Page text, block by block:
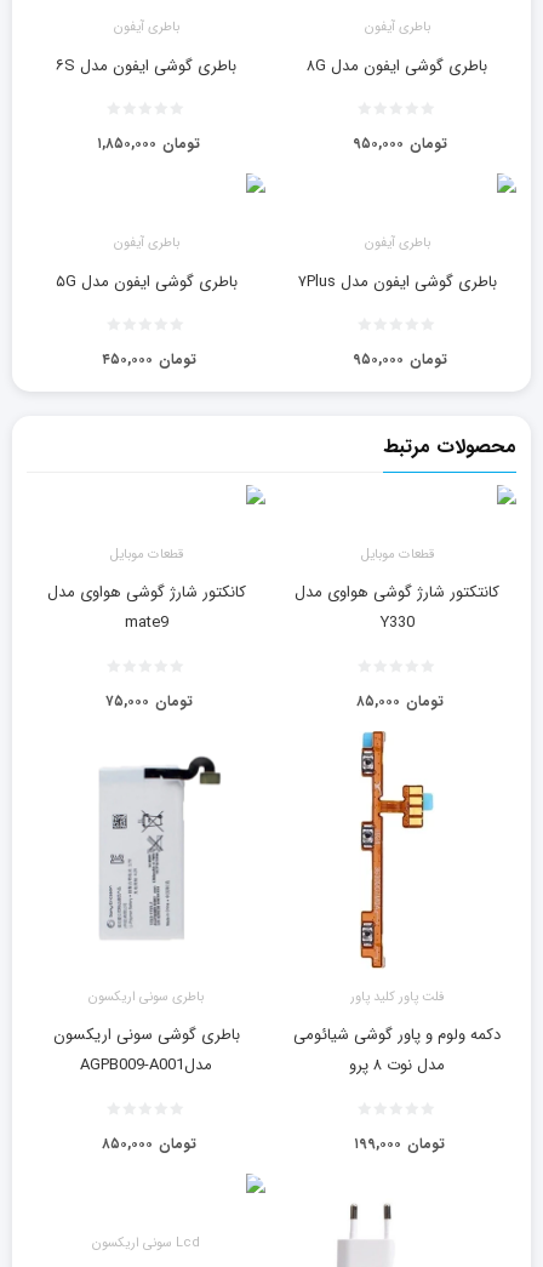
باطری آیفون
باطری گوشی ایفون مدل ۸G
۹۵۰,۰۰۰ تومان
باطری آیفون
باطری گوشی ایفون مدل ۶S
۱,۸۵۰,۰۰۰ تومان
باطری آیفون
باطری گوشی ایفون مدل ۷Plus
۹۵۰,۰۰۰ تومان
باطری آیفون
باطری گوشی ایفون مدل ۵G
۴۵۰,۰۰۰ تومان
محصولات مرتبط
قطعات موبایل
کانتکتور شارژ گوشی هواوی مدل
Y330
۸۵,۰۰۰ تومان
قطعات موبایل
کانکتور شارژ گوشی هواوی مدل
mate9
۷۵,۰۰۰ تومان
فلت پاور کلید پاور
دکمه ولوم و پاور گوشی شیائومی
مدل نوت ۸ پرو
۱۹۹,۰۰۰ تومان
باطری سونی اریکسون
باطری گوشی سونی اریکسون
مدلAGPB009-A001
۸۵۰,۰۰۰ تومان
Lcd سونی اریکسون